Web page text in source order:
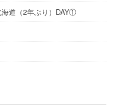
道（2年ぶり）DAY①